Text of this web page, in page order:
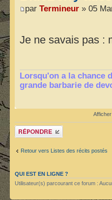
par Termineur » 05
Je ne savais pas :
Lorsqu'on a la chance
grande barbarie de
Publier une réponse
Retour vers Listes des récits postés
QUI EST EN LIGNE ?
Utilisateur(s) parcourant ce forum :